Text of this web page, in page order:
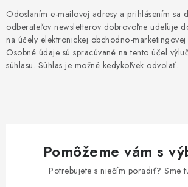
Odoslaním e-mailovej adresy a prihlásením sa
odberateľov newsletterov dobrovoľne udeľuje
na účely elektronickej obchodno-marketingovej
Osobné údaje sú spracúvané na tento účel
súhlasu. Súhlas je možné kedykoľvek odvolať.
Pomôžeme vám s
Potrebujete s niečím poradiť? Sme